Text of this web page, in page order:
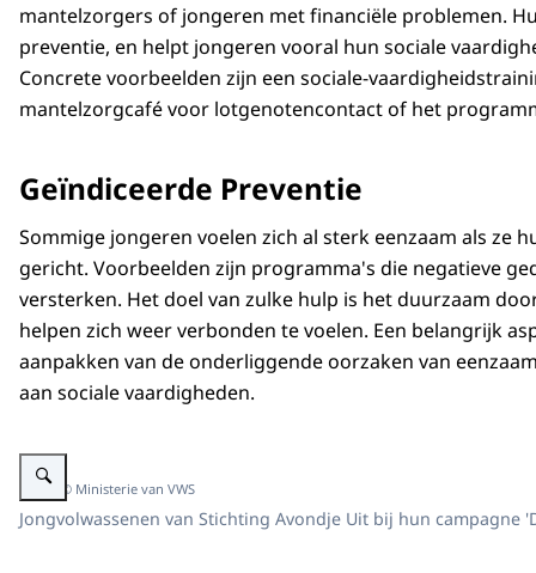
mantelzorgers of jongeren met financiële problemen.
preventie, en helpt jongeren vooral hun sociale
Concrete voorbeelden zijn een sociale-
mantelzorgcafé voor lotgenotencontact of het
Geïndiceerde Preventie
Sommige jongeren voelen zich al sterk eenzaam als ze
gericht. Voorbeelden zijn programma's die negatieve
versterken. Het doel van zulke hulp is het duurzaam
helpen zich weer verbonden te voelen. Een belangrijk
aanpakken van de onderliggende oorzaken van
aan sociale vaardigheden.
Vergroot afbeelding Jongeren bij campagneborden.
Beeld: © Ministerie van VWS
Jongvolwassenen van Stichting Avondje Uit bij hun campagne